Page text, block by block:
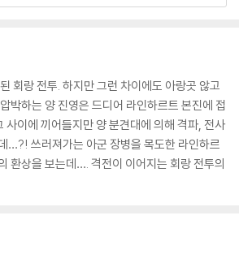
회랑 전투. 하지만 그런 차이에도 아랑곳 않고
박하는 양 진영은 드디어 라인하르트 본진에 접
사이에 끼어들지만 양 분견대에 의해 격파, 전사
…?! 쓰러져가는 아군 장병을 목도한 라인하르
환상을 보는데…. 격전이 이어지는 회랑 전투의